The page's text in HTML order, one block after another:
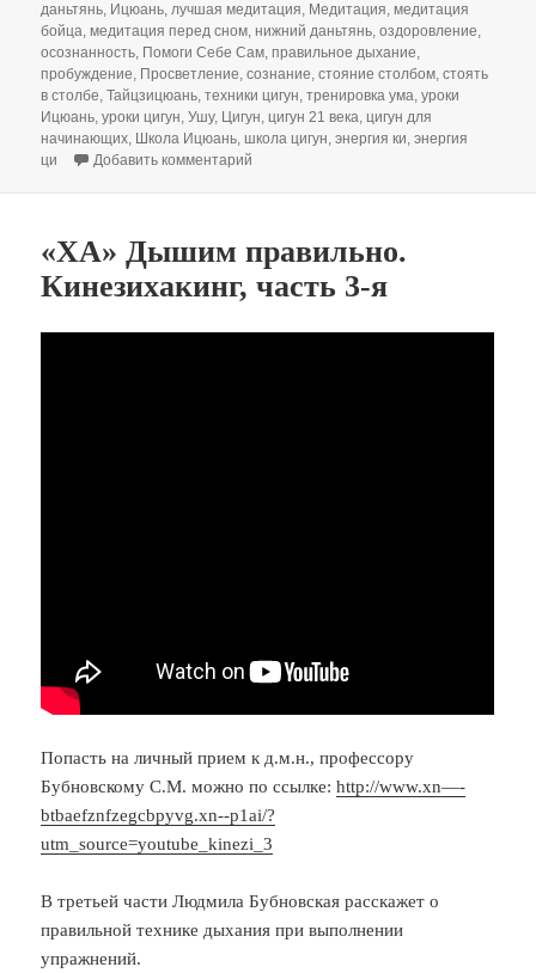
даньтянь, Ицюань,лучшая медитация, Медитация,медитация
бойца,медитация перед сном,нижний даньтянь,оздоровление,
осознанность, Помоги Себе Сам,правильное дыхание,
пробуждение, Просветление,сознание,стояние столбом,стоять
в столбе,Тайцзицюань,техники цигун,тренировка ума,уроки
Ицюань,уроки цигун,Ушу, Цигун,цигун 21 века,цигун для
начинающих, Школа Ицюань,школа цигун,энергия ки,энергия
ци
Добавить комментарий
«ХА» Дышим правильно.
Кинезихакинг, часть 3-я
Попасть на личный прием к д.м.н., профессору
Бубновскому С.М. можно по ссылке:http://www.xn—-
btbaefznfzegcbpyvg.xn--p1ai/?
utm_source=youtube_kinezi_3
В третьей части Людмила Бубновская расскажет о
правильной технике дыхания при выполнении
упражнений.